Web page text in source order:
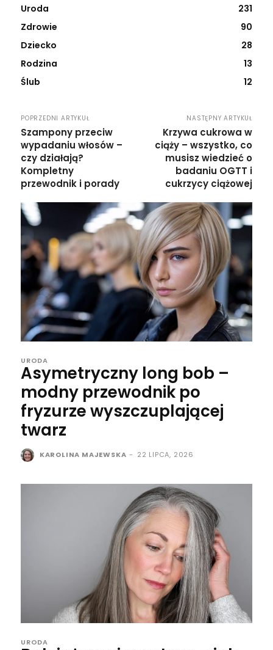
Uroda
231
Zdrowie
90
Dziecko
28
Rodzina
13
Ślub
12
POPRZEDNI ARTYKUŁ
Szampony przeciw
wypadaniu włosów –
czy działają?
Kompletny
przewodnik i porady
NASTĘPNY ARTYKUŁ
Krzywa cukrowa w
ciąży – wszystko, co
musisz wiedzieć o
badaniu OGTT i
cukrzycy ciążowej
URODA
Asymetryczny long bob –
modny przewodnik po
fryzurze wyszczuplającej
twarz
KAROLINA MAJEWSKA - 22 LIPCA, 2026
URODA